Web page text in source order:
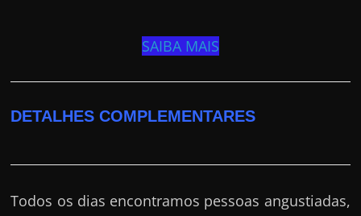
SAIBA MAIS
DETALHES COMPLEMENTARES
Todos os dias encontramos pessoas angustiadas,